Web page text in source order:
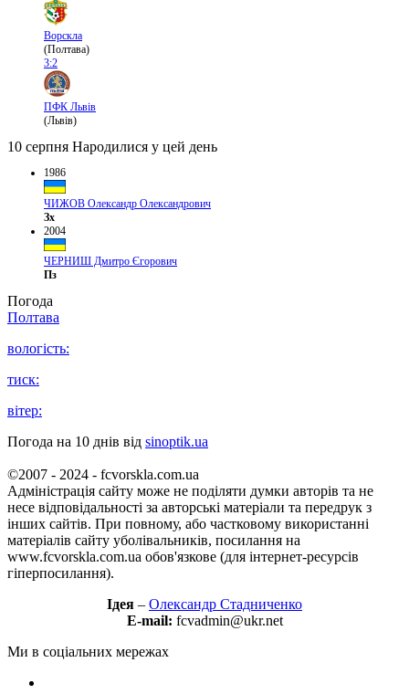
Ворскла
(Полтава)
3:2
ПФК Львів
(Львів)
10 серпня Народилися у цей день
1986
ЧИЖОВ Олександр Олександрович
Зх
2004
ЧЕРНИШ Дмитро Єгорович
Пз
Погода
Полтава
вологість:
тиск:
вітер:
Погода на 10 днів від sinoptik.ua
©2007 - 2024 - fcvorskla.com.ua
Адміністрація сайту може не поділяти думки авторів та не
несе відповідальності за авторські матеріали та передрук з
інших сайтів. При повному, або частковому використанні
матеріалів сайту уболівальників, посилання на
www.fcvorskla.com.ua обов'язкове (для інтернет-ресурсів
гіперпосилання).
Ідея – Олександр Стадниченко
E-mail: fcvadmin@ukr.net
Ми в соціальних мережах